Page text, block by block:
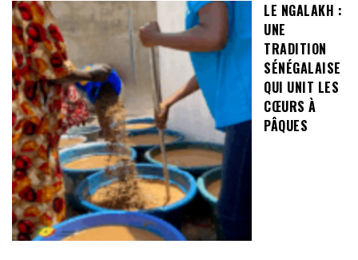
LE NGALAKH :
UNE
TRADITION
SÉNÉGALAISE
QUI UNIT LES
CŒURS À
PÂQUES